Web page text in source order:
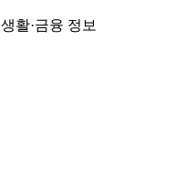
생활·금융 정보